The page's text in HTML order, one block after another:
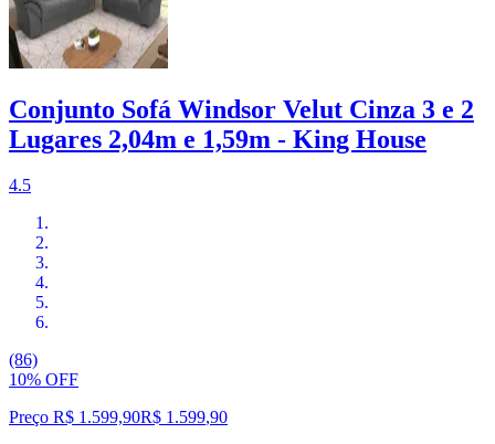
Conjunto Sofá Windsor Velut Cinza 3 e 2
Lugares 2,04m e 1,59m - King House
4.5
(86)
10% OFF
Preço R$ 1.599,90R$ 1.599,90